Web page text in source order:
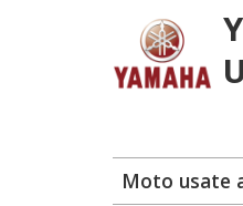
Moto usate